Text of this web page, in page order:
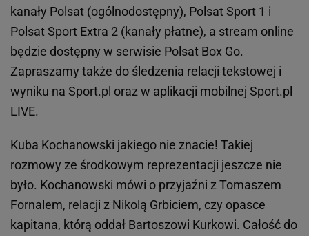
kanały Polsat (ogólnodostępny), Polsat Sport 1 i
Polsat Sport Extra 2 (kanały płatne), a stream online
będzie dostępny w serwisie Polsat Box Go.
Zapraszamy także do śledzenia relacji tekstowej i
wyniku na Sport.pl oraz w aplikacji mobilnej Sport.pl
LIVE.
Kuba Kochanowski jakiego nie znacie! Takiej
rozmowy ze środkowym reprezentacji jeszcze nie
było. Kochanowski mówi o przyjaźni z Tomaszem
Fornalem, relacji z Nikolą Grbiciem, czy opasce
kapitana, którą oddał Bartoszowi Kurkowi. Całość do